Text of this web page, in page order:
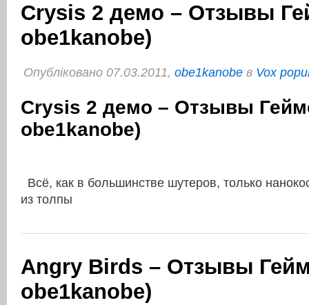
Crysis 2 демо – Отзывы
obe1kanobe)
Опубліковано 07.03.2011, obe1kanobe в Vox
Crysis 2 демо – Отзывы
obe1kanobe)
Всё, как в большинстве шутеров, только
из толпы
Angry Birds – Отзывы
obe1kanobe)